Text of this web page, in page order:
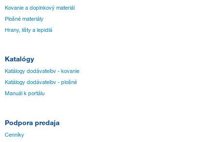
Kovanie a doplnkový materiál
Plošné materiály
Hrany, lišty a lepidlá
Katalógy
Katálogy dodávateľov - kovanie
Katálogy dodávateľov - plošné
Manuál k portálu
Podpora predaja
Cenníky